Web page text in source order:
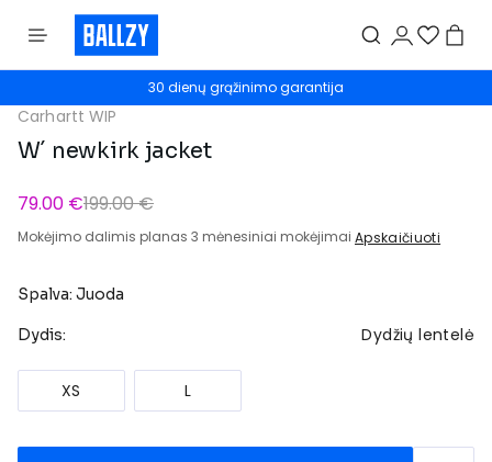
30 dienų grąžinimo garantija
Carhartt WIP
W´ newkirk jacket
79.00 €199.00 €
Mokėjimo dalimis planas 3 mėnesiniai mokėjimai Apskaičiuoti
Spalva: Juoda
Dydis: Dydžių lentelė
XS L